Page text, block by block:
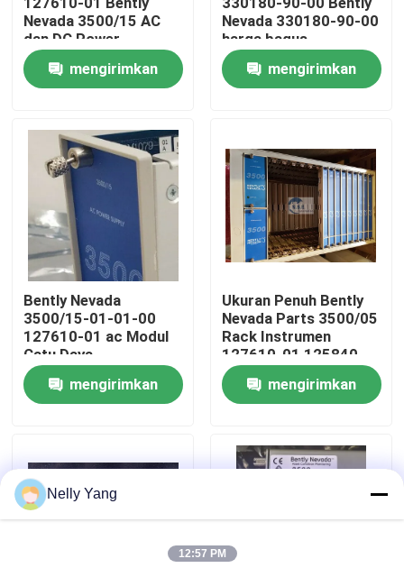
Rumah
Tentang kami
Tur Pabrik
Kontrol Kualitas
Hubungi Kami
Berita
Suku Cadang PLC
Bagian Bently Nevada
Nevada 3500/15 AC
dan DC Power
Supplies
mengirimkan
Nevada 330180-90-00
harga bagus
mengirimkan
Bently Nevada
3500/15-01-01-00
127610-01 ac Modul
Catu Daya
mengirimkan
Ukuran Penuh Bently
Nevada Parts 3500/05
Rack Instrumen
127610-01 125840-
01 / 125840-02
mengirimkan
Nelly Yang
12:57 PM